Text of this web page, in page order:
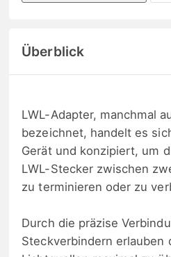
Überblick
LWL-Adapter, manchmal
bezeichnet, handelt es
Gerät und konzipiert, um
LWL-Stecker zwischen
zu terminieren oder zu
Durch die präzise
Steckverbindern erlauben